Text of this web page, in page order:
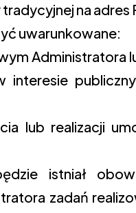
na
uwarunkowane:
Administratora
interesie
lub realizacji
istniał
zadań